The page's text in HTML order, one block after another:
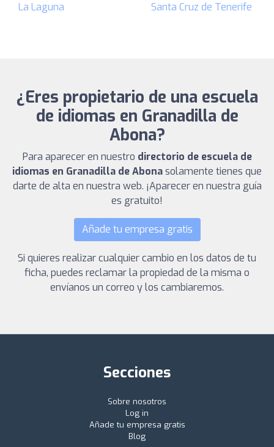
La Laguna
Santa Cruz de Tenerife
¿Eres propietario de una escuela
de idiomas en Granadilla de
Abona?
Para aparecer en nuestro directorio de escuela de
idiomas en Granadilla de Abonasolamente tienes que
darte de alta en nuestra web. ¡Aparecer en nuestra guía
es gratuito!
Añade tu empresa gratis
Si quieres realizar cualquier cambio en los datos de tu
ficha, puedes reclamar la propiedad de la misma o
envíanos un correo y los cambiaremos.
Secciones
Sobre nosotros
Log in
Añade tu empresa gratis
Blog